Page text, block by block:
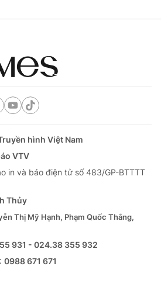
hình Việt Nam
VTV
in và báo điện tử số 483/GP-BTTTT
Thủy
Thị Mỹ Hạnh, Phạm Quốc Thắng,
931 - 024.38 355 932
0988 671 671